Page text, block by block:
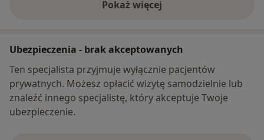
Pokaż więcej
o adresie
Ubezpieczenia - brak akceptowanych
Ten specjalista przyjmuje wyłącznie pacjentów
prywatnych. Możesz opłacić wizytę samodzielnie lub
znaleźć innego specjalistę, który akceptuje Twoje
ubezpieczenie.